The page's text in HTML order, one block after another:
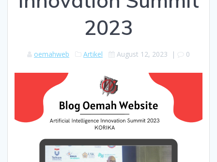
2023
oemahweb Artikel August 12, 2023 | 0